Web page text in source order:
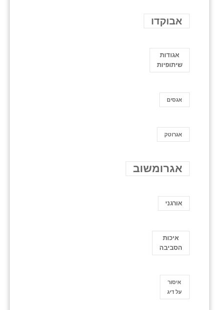
אבוקדו
אגודות
שיתופיות
אגסים
אגרוטק
אגרומשוב
אורגני
איכות
הסביבה
איסור
על דיג